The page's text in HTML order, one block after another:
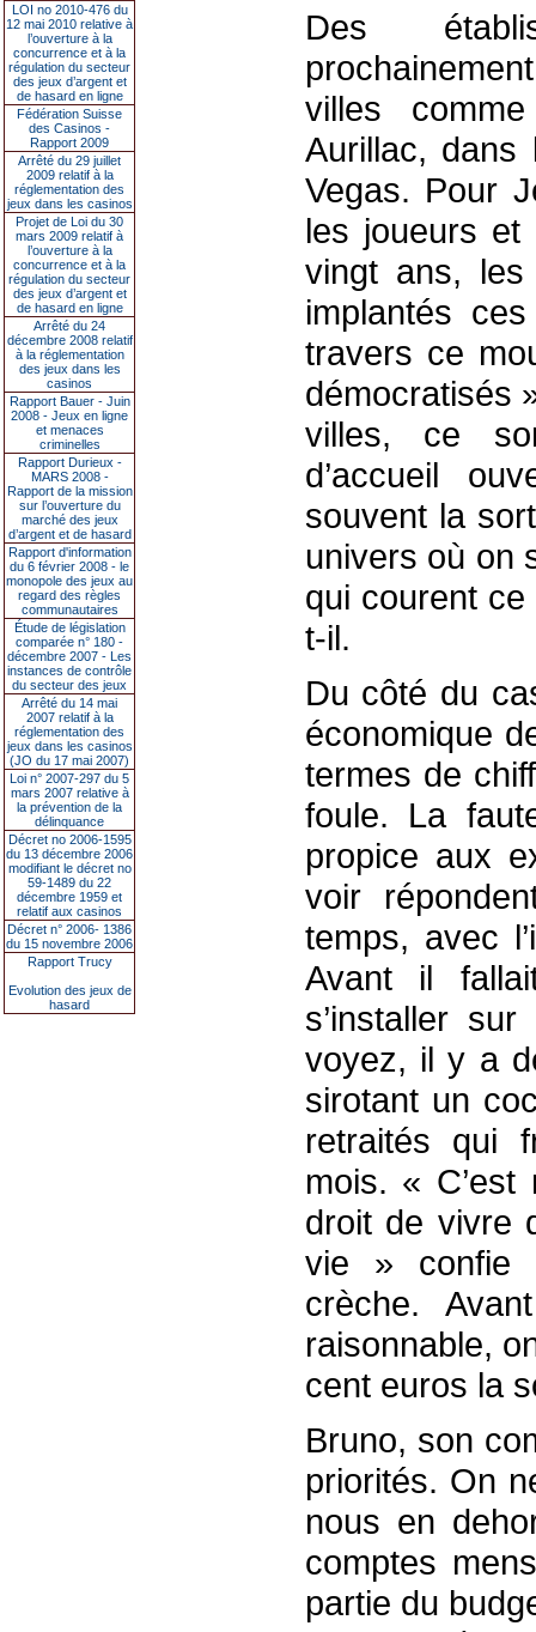
LOI no 2010-476 du
12 mai 2010 relative à
l’ouverture à la
concurrence et à la
régulation du secteur
des jeux d’argent et
de hasard en ligne
Fédération Suisse
des Casinos -
Rapport 2009
Arrêté du 29 juillet
2009 relatif à la
réglementation des
jeux dans les casinos
Projet de Loi du 30
mars 2009 relatif à
l’ouverture à la
concurrence et à la
régulation du secteur
des jeux d’argent et
de hasard en ligne
Arrêté du 24
décembre 2008 relatif
à la réglementation
des jeux dans les
casinos
Rapport Bauer - Juin
2008 - Jeux en ligne
et menaces
criminelles
Rapport Durieux -
MARS 2008 -
Rapport de la mission
sur l’ouverture du
marché des jeux
d’argent et de hasard
Rapport d'information
du 6 février 2008 - le
monopole des jeux au
regard des règles
communautaires
Étude de législation
comparée n° 180 -
décembre 2007 - Les
instances de contrôle
du secteur des jeux
Arrêté du 14 mai
2007 relatif à la
réglementation des
jeux dans les casinos
(JO du 17 mai 2007)
Loi n° 2007-297 du 5
mars 2007 relative à
la prévention de la
délinquance
Décret no 2006-1595
du 13 décembre 2006
modifiant le décret no
59-1489 du 22
décembre 1959 et
relatif aux casinos
Décret n° 2006- 1386
du 15 novembre 2006
Rapport Trucy
Evolution des jeux de
hasard
Des
villes
Aurillac,
Vegas. Pour
les joueurs et
vingt ans,
implantés
travers ce
démocratisés
villes, ce
d’accueil
souvent la
univers où on
qui courent ce
t-il.
Du côté du
économique
termes de
foule. La
propice aux
voir
temps, avec
Avant il
s’installer
voyez, il y a
sirotant un
retraités qui
mois. «
droit de vivre
vie » confie
crèche.
raisonnable,
cent euros la
Bruno, son
priorités. On
nous en
comptes
partie du